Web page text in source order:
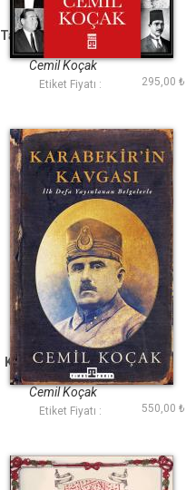
Tarihin Buğulu Aynası
Cemil Koçak
Etiket Fiyatı : 295,00 ₺
Karabekirin Kavgası
Cemil Koçak
Etiket Fiyatı : 550,00 ₺